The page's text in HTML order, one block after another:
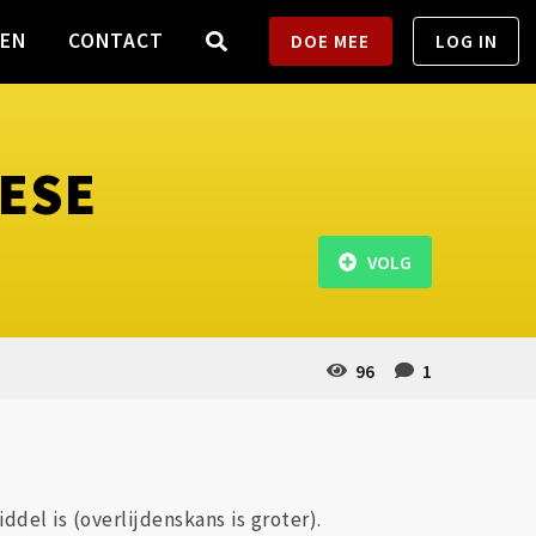
CONTACT DOE MEE LOG IN
96 1
VOLG
is (overlijdenskans is groter).